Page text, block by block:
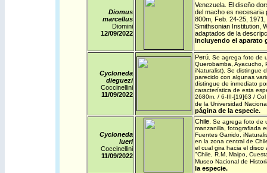
Diomus
marcellus
Diomini
12/09/2022
Venezuela. El diseño
del macho es necesaria
800m, Feb. 24-25,
Smithsonian Institution,
adaptados de la
incluyendo el aparato
Cycloneda
dieguezi
Coccinellini
11/09/2022
Perú. Se agrega foto de
Querobamba, Ayacucho,
iNaturalist). Se distingue
parecido con algunas
distingue de inmediato
característica de esta
2680m. / 6-III-[19]63 /
de la Universidad
página de la especie.
Cycloneda
lueri
Coccinellini
11/09/2022
Chile. Se agrega foto de
manzanilla, fotografiada
Fuentes Garrido,
en la zona central de
el cual gira hacia el disco
"Chile, R.M, Maipo,
Museo Nacional de
la especie.